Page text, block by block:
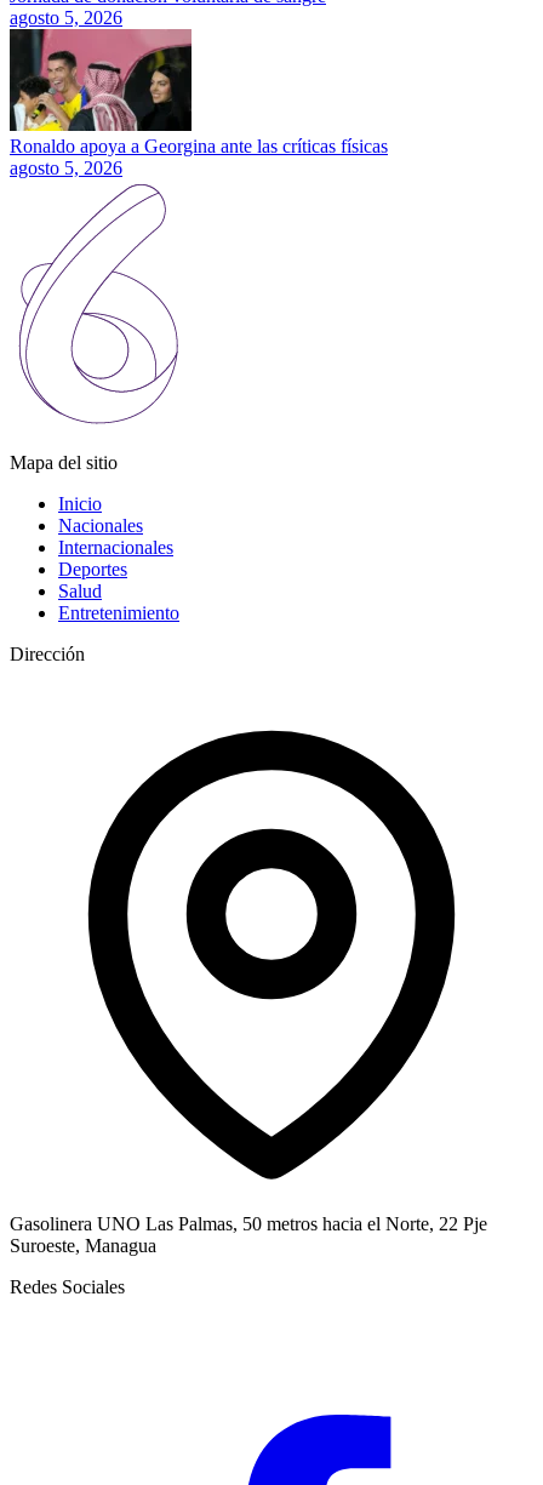
agosto 5, 2026
Ronaldo apoya a Georgina ante las críticas físicas
agosto 5, 2026
Mapa del sitio
Inicio
Nacionales
Internacionales
Deportes
Salud
Entretenimiento
Dirección
Gasolinera UNO Las Palmas, 50 metros hacia el Norte, 22 Pje
Suroeste, Managua
Redes Sociales